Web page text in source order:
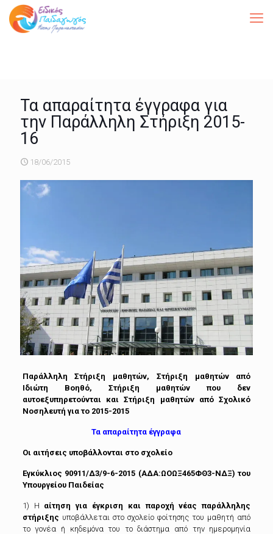
Τα απαραίτητα έγγραφα για
την Παράλληλη Στήριξη 2015-
16
18/06/2015
Παράλληλη Στήριξη μαθητών, Στήριξη μαθητών από
Ιδιώτη Βοηθό, Στήριξη μαθητών που δεν
αυτοεξυπηρετούνται και Στήριξη μαθητών από Σχολικό
Νοσηλευτή για το 2015-2015
Τα απαραίτητα έγγραφα
Οι αιτήσεις υποβάλλονται στο σχολείο
Εγκύκλιος 90911/Δ3/9-6-2015 (ΑΔΑ:ΩΟΩΞ465ΦΘ3-ΝΔΞ) του
Υπουργείου Παιδείας
1) Η αίτηση για έγκριση και παροχή νέας παράλληλης
στήριξης υποβάλλεται στο σχολείο φοίτησης του μαθητή από
το γονέα ή κηδεμόνα του το διάστημα από την ημερομηνία